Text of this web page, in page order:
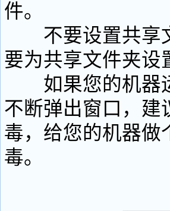
件。
不要设置共享
要为共享文件夹设
如果您的机器
不断弹出窗口，建
毒，给您的机器做
毒。